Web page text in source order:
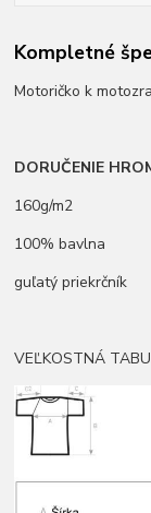
Kompletné
Motoričko k
DORUČENIE
160g/m2
100% bavlna
guľatý priekrčník
VEĽKOSTNÁ